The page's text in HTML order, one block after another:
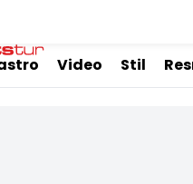
Video Stil